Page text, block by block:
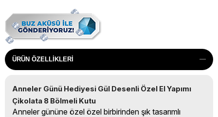
ÜRÜN ÖZELLIKLERI
Anneler Günü Hediyesi Gül Desenli Özel El Yapımı
Çikolata 8 Bölmeli Kutu
Anneler gününe özel özel birbirinden şık tasarımlı